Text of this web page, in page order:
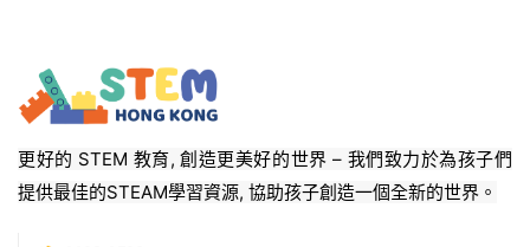
更好的 STEM 教育, 創造更美好的世界 – 我們致力於為孩子們
提供最佳的STEAM學習資源, 協助孩子創造一個全新的世界。